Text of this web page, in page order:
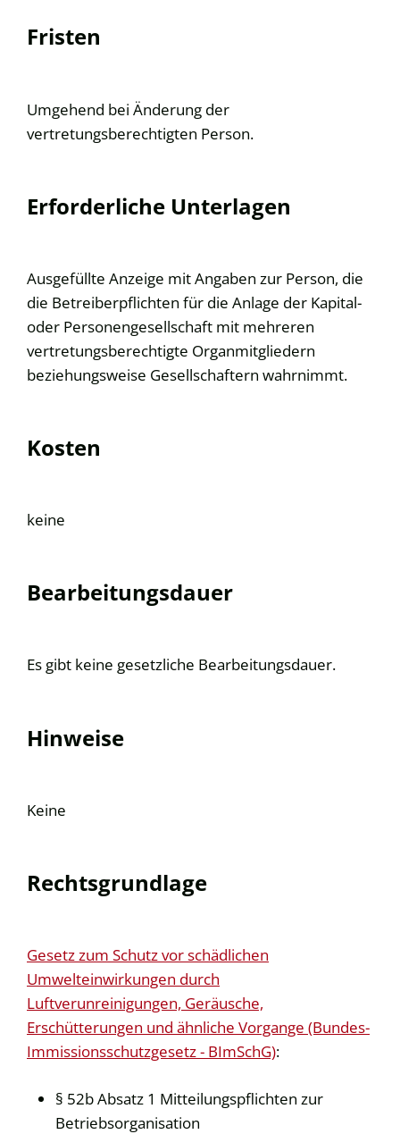
Fristen
Umgehend bei Änderung der
vertretungsberechtigten Person.
Erforderliche Unterlagen
Ausgefüllte Anzeige mit Angaben zur Person, die
die Betreiberpflichten für die Anlage der Kapital-
oder Personengesellschaft mit mehreren
vertretungsberechtigte Organmitgliedern
beziehungsweise Gesellschaftern wahrnimmt.
Kosten
keine
Bearbeitungsdauer
Es gibt keine gesetzliche Bearbeitungsdauer.
Hinweise
Keine
Rechtsgrundlage
Gesetz zum Schutz vor schädlichen
Umwelteinwirkungen durch
Luftverunreinigungen, Geräusche,
Erschütterungen und ähnliche Vorgange (Bundes-
Immissionsschutzgesetz - BImSchG):
§ 52b Absatz 1 Mitteilungspflichten zur
Betriebsorganisation